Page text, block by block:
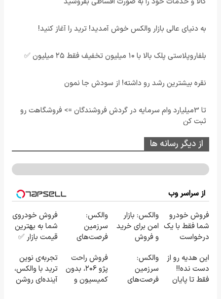
به دنیای عالی بازار والکس خوش آمدید! ترید را آغاز کنید!
بلفاروپلاستی پلک بالا با ۱۰ میلیون تخفیف فقط ۲۵ میلیون ✅
نقره بیشترین رشد رو داشته! از سودش جا نمون
تا 3میلیارد وام سرمایه در گردش فروشندگان => فروشگاهت رو
ثبت کن
از دیگر رسانه ها
از سراسر وب
فروش خودرو
شما فقط با یک
درخواست
والکس: بازار
امن برای خرید
و فروش
دیجیتال
والکس:
سرزمین
فرصت‌های
دیجیتال شما
فروش خودروی
شما به بهترین
قیمت بازار ✅
این هدیه رو از
دست نده!!
فقط تا پایان
والکس:
سرزمین
فرصت‌های
فروش راحت
پژو ۲۰6، بدون
کمیسیون و
تجربه‌ی نوین
ترید با والکس،
آینده‌ای روشن